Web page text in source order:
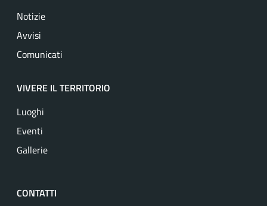
Notizie
Avvisi
Comunicati
VIVERE IL TERRITORIO
Luoghi
Eventi
Gallerie
CONTATTI